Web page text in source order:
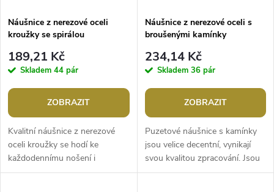
Náušnice z nerezové oceli
kroužky se spirálou
189,21 Kč
Skladem 44 pár
ZOBRAZIT
Kvalitní náušnice z nerezové
oceli kroužky se hodí ke
každodennímu nošení i
slavnostním příležitostem.
Náušnice z nerezové oceli s
broušenými kamínky
234,14 Kč
Skladem 36 pár
ZOBRAZIT
Puzetové náušnice s kamínky
jsou velice decentní, vynikají
svou kvalitou zpracování. Jsou
ozdobené broušenými kamínky,